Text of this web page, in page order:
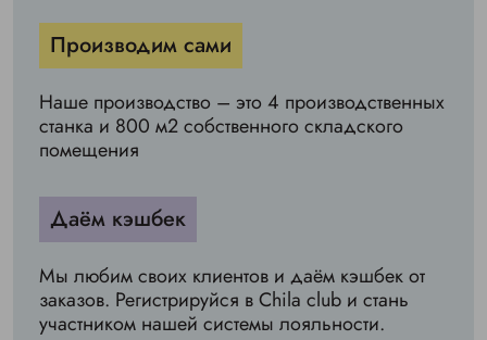
Производим сами
Наше производство – это 4 производственных
станка и 800 м2 собственного складского
помещения
Даём кэшбек
Мы любим своих клиентов и даём кэшбек от
заказов. Регистрируйся в Chila club и стань
участником нашей системы лояльности.